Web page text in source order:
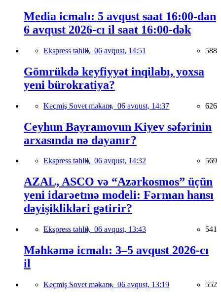
Media icmalı: 5 avqust saat 16:00-dan
6 avqust 2026-cı il saat 16:00-dək
Ekspress təhlil, 06 avqust, 14:51 588
Gömrükdə keyfiyyət inqilabı, yoxsa
yeni bürokratiya?
Keçmiş Sovet məkanı, 06 avqust, 14:37 626
Ceyhun Bayramovun Kiyev səfərinin
arxasında nə dayanır?
Ekspress təhlil, 06 avqust, 14:32 569
AZAL, ASCO və “Azərkosmos” üçün
yeni idarəetmə modeli: Fərman hansı
dəyişiklikləri gətirir?
Ekspress təhlil, 06 avqust, 13:43 541
Məhkəmə icmalı: 3–5 avqust 2026-cı
il
Keçmiş Sovet məkanı, 06 avqust, 13:19 552